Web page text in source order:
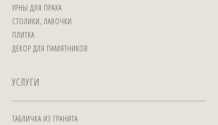
УРНЫ ДЛЯ ПРАХА
СТОЛИКИ, ЛАВОЧКИ
ПЛИТКА
ДЕКОР ДЛЯ ПАМЯТНИКОВ
УСЛУГИ
ТАБЛИЧКА ИЗ ГРАНИТА